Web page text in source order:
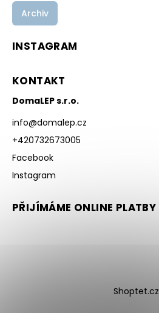
Archiv
INSTAGRAM
KONTAKT
DomaLEP s.r.o.
info@domalep.cz
+420732673005
Facebook
Instagram
PŘIJÍMÁME ONLINE PLATBY
Shoptet.cz